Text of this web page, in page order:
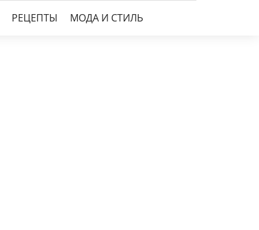
РЕЦЕПТЫ МОДА И СТИЛЬ